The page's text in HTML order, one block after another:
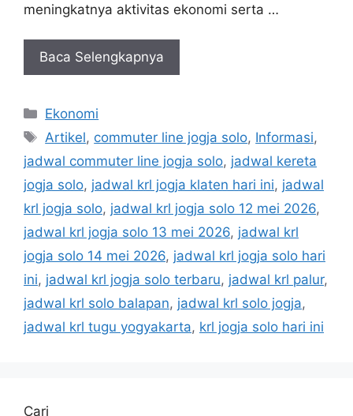
meningkatnya aktivitas ekonomi serta …
Baca Selengkapnya
Kategori
Ekonomi
Tag
Artikel, commuter line jogja solo, Informasi,
jadwal commuter line jogja solo, jadwal kereta
jogja solo, jadwal krl jogja klaten hari ini, jadwal
krl jogja solo, jadwal krl jogja solo 12 mei 2026,
jadwal krl jogja solo 13 mei 2026, jadwal krl
jogja solo 14 mei 2026, jadwal krl jogja solo hari
ini, jadwal krl jogja solo terbaru, jadwal krl palur,
jadwal krl solo balapan, jadwal krl solo jogja,
jadwal krl tugu yogyakarta, krl jogja solo hari ini
Cari